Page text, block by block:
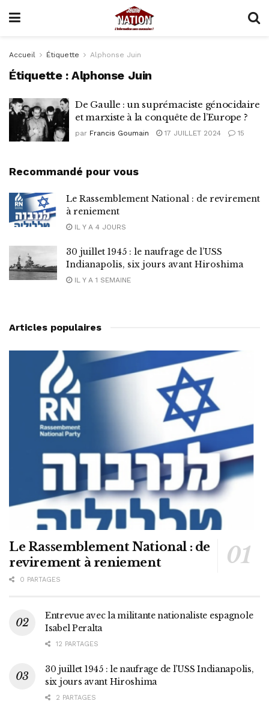
Accueil Étiquette Alphonse Juin
Étiquette :Alphonse Juin
De Gaulle : un suprémaciste génocidaire
et marxiste à la conquête de l’Europe ?
par Francis Goumain 17 JUILLET 2024 15
Recommandé pour vous
Le Rassemblement National : de revirement
à reniement
IL Y A 4 JOURS
30 juillet 1945 : le naufrage de l’USS
Indianapolis, six jours avant Hiroshima
IL Y A 1 SEMAINE
Articles populaires
Le Rassemblement National : de
revirement à reniement
0 PARTAGES
Entrevue avec la militante nationaliste espagnole
Isabel Peralta
12 PARTAGES
30 juillet 1945 : le naufrage de l’USS Indianapolis,
six jours avant Hiroshima
2 PARTAGES